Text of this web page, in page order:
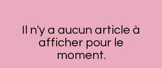
Il n'y a aucun article à
afficher pour le
moment.